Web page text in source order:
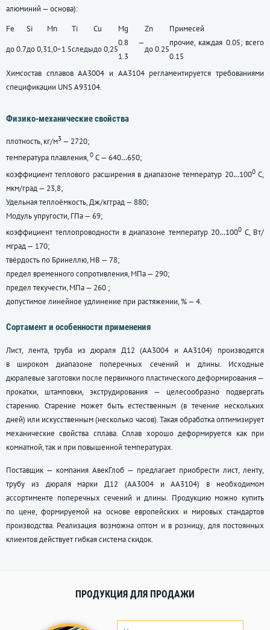
алюминий — основа):
Fe
Si Mn Ti Cu Mg Zn
Примесей
до 0.7до 0,31,0−1.5следыдо 0,25
0.8 —
1.3
до 0.25
прочие, каждая 0.05; всего
0.15
Химсостав сплавов АА3004 и АА3104 регламентируется требованиями
спецификации UNS А93104.
Физико-механические свойства
плотность, кг/м3 — 2720;
температура плавления,0 С — 640…650;
коэффициент теплового расширения в диапазоне температур 20…1000С,
мкм/град — 23,8;
Удельная теплоёмкость, Дж/кгград — 880;
Модуль упругости, ГПа — 69;
коэффициент теплопроводности в диапазоне температур 20…1000С, Вт/
мград — 170;
твёрдость по Бринеллю, НВ — 78;
предел временного сопротивления, МПа — 290;
предел текучести, МПа — 260 ;
допустимое линейное удлинение при растяжении, % — 4.
Сортамент и особенности применения
Лист, лента, труба из дюраля Д12 (АА3004 и АА3104) производятся
в широком диапазоне поперечных сечений и длины. Исходные
дюралевые заготовки после первичного пластического деформирования —
прокатки, штамповки, экструдирования — целесообразно подвергать
старению. Старение может быть естественным (в течение нескольких
дней) или искусственным (несколько часов). Такая обработка оптимизирует
механические свойства сплава. Сплав хорошо деформируется как при
комнатной, так и при повышенной температурах.
Поставщик — компания АвекГлоб — предлагает приобрести лист, ленту,
трубу из дюраля марки Д12 (АА3004 и АА3104) в необходимом
ассортименте поперечных сечений и длины. Продукцию можно купить
по цене, формируемой на основе европейских и мировых стандартов
производства. Реализация возможна оптом и в розницу, для постоянных
клиентов действует гибкая система скидок.
ПРОДУКЦИЯ ДЛЯ ПРОДАЖИ